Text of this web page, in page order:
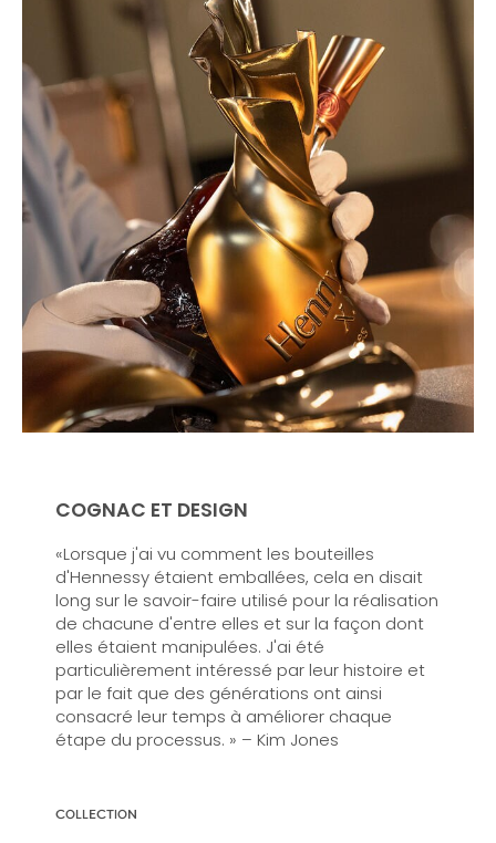
COGNAC ET DESIGN
«Lorsque j'ai vu comment les bouteilles
d'Hennessy étaient emballées, cela en disait
long sur le savoir-faire utilisé pour la réalisation
de chacune d'entre elles et sur la façon dont
elles étaient manipulées. J'ai été
particulièrement intéressé par leur histoire et
par le fait que des générations ont ainsi
consacré leur temps à améliorer chaque
étape du processus. » – Kim Jones
COLLECTION